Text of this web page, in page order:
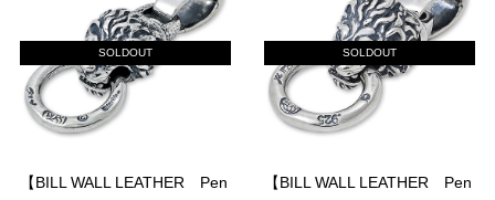
SOLDOUT
【BILL WALL LEATHER Pen
SOLDOUT
【BILL WALL LEATHER Pen